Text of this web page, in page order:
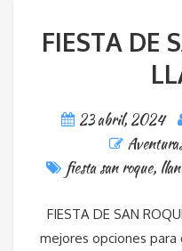
FIESTA DE
23 abril, 2024
fiesta san roque,
FIESTA DE SAN
mejores opciones